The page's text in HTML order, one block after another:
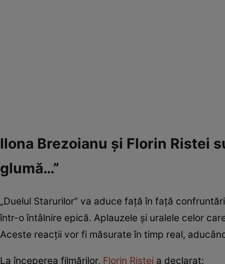
Ilona Brezoianu și Florin Ristei
glumă…”
„Duelul Starurilor” va aduce față în față
într-o întâlnire epică. Aplauzele și uralele celor
Aceste reacții vor fi măsurate în timp real,
La începerea filmărilor, Florin Ristei a declarat: